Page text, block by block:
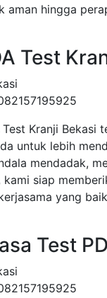
aman hingga
Test
Test Kranji Bekasi
untuk lebih
mendadak,
siap
yang
Test